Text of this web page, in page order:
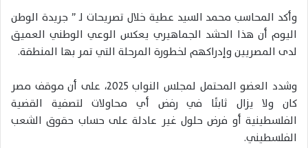
وأكد المحاسب محمد السيد عطية خلال تصريحات لـ ” جريدة الوطن
اليوم أن هذا الحشد الجماهيري يعكس الوعي الوطني العميق
لدى المصريين وإدراكهم لخطورة المرحلة التي تمر بها المنطقة.
وشدد العضو المحتمل لمجلس النواب 2025، على أن موقف مصر
كان ولا يزال ثابتًا في رفض أي محاولات لتصفية القضية
الفلسطينية أو فرض حلول غير عادلة على حساب حقوق الشعب
الفلسطيني.